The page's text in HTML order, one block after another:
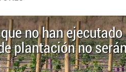
no han ejecutado
plantación no